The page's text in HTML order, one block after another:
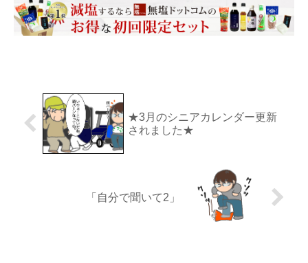
★3月のシニアカレンダー更新
されました★
「自分で聞いて2」